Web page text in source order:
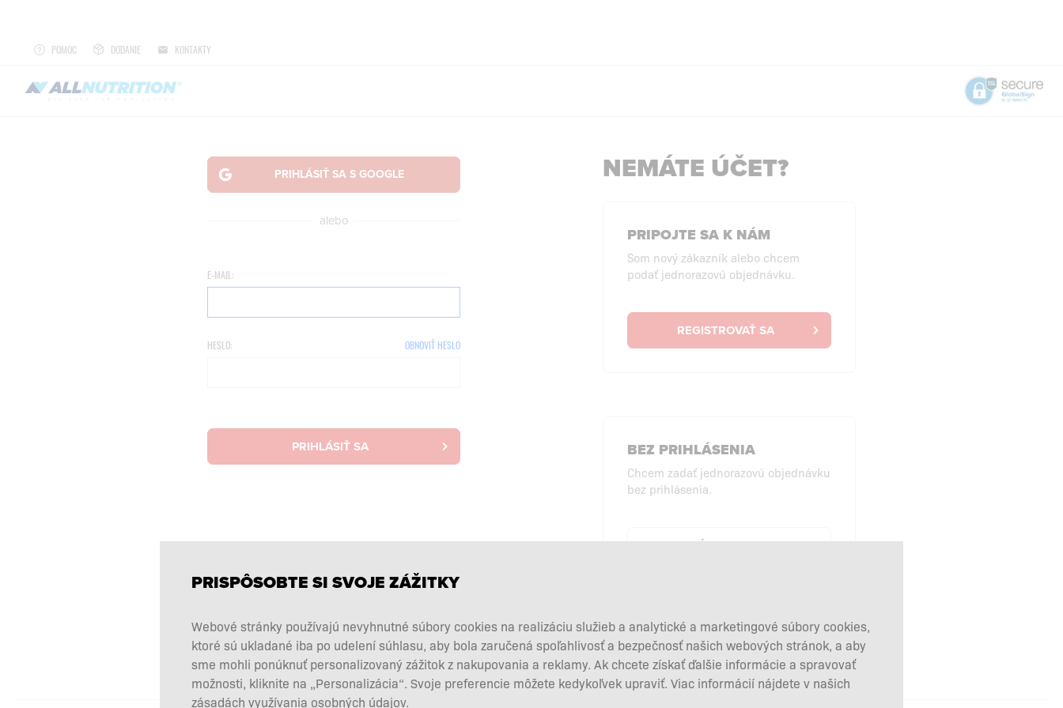
POMOC DODANIE KONTAKTY
alebo
E-MAIL:
HESLO: OBNOVIŤ HESLO
PRIHLÁSIŤ SA
NEMÁTE ÚČET?
PRIPOJTE SA K NÁM
Som nový zákazník alebo chcem
podať jednorazovú objednávku.
REGISTROVAŤ SA
BEZ PRIHLÁSENIA
Chcem zadať jednorazovú objednávku
bez prihlásenia.
NÁKUPY BEZ
PRISPÔSOBTE SI SVOJE ZÁŽITKY
Webové stránky používajú nevyhnutné súbory cookies na realizáciu služieb a analytické a marketingové súbory cookies,
ktoré sú ukladané iba po udelení súhlasu, aby bola zaručená spoľahlivosť a bezpečnosť našich webových stránok, a aby
sme mohli ponúknuť personalizovaný zážitok z nakupovania a reklamy. Ak chcete získať ďalšie informácie a spravovať
možnosti, kliknite na „Personalizácia“. Svoje preferencie môžete kedykoľvek upraviť. Viac informácií nájdete v našich
zásadách využívania osobných údajov.